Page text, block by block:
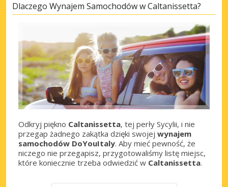
Dlaczego Wynajem Samochodów w Caltanissetta?
Odkryj piękno Caltanissetta, tej perły Sycylii, i nie
przegap żadnego zakątka dzięki swojej wynajem
samochodów DoYouItaly. Aby mieć pewność, że
niczego nie przegapisz, przygotowaliśmy listę miejsc,
które koniecznie trzeba odwiedzić w Caltanissetta.